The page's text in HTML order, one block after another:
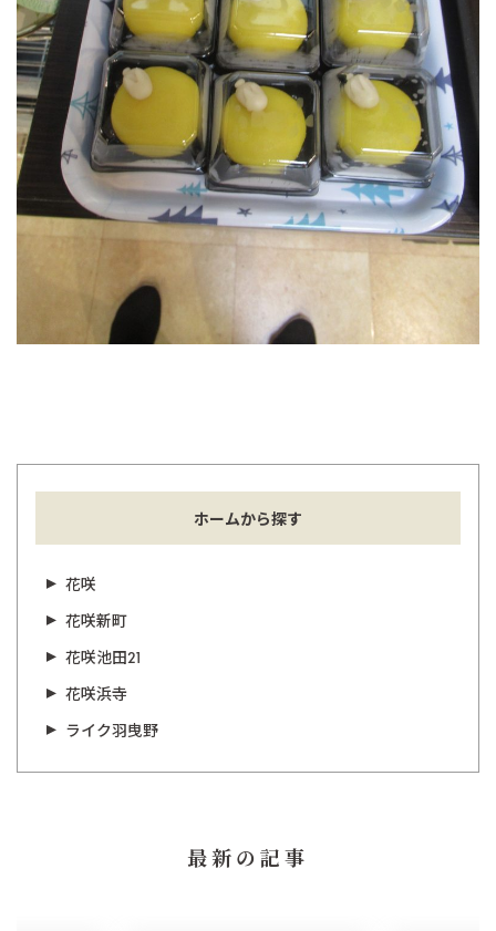
ホームから探す
花咲
花咲新町
花咲池田21
花咲浜寺
ライク羽曳野
最新の記事